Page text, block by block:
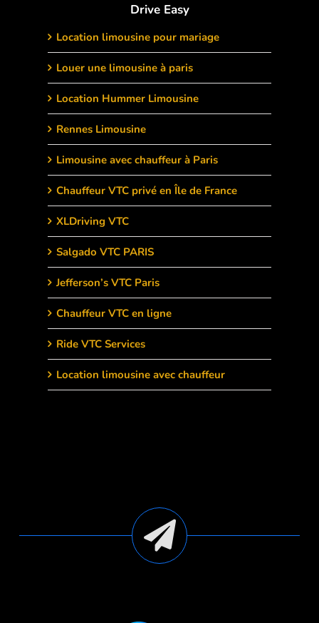
Drive Easy
Location limousine pour mariage
Louer une limousine à paris
Location Hummer Limousine
Rennes Limousine
Limousine avec chauffeur à Paris
Chauffeur VTC privé en Île de France
XLDriving VTC
Salgado VTC PARIS
Jefferson’s VTC Paris
Chauffeur VTC en ligne
Ride VTC Services
Location limousine avec chauffeur